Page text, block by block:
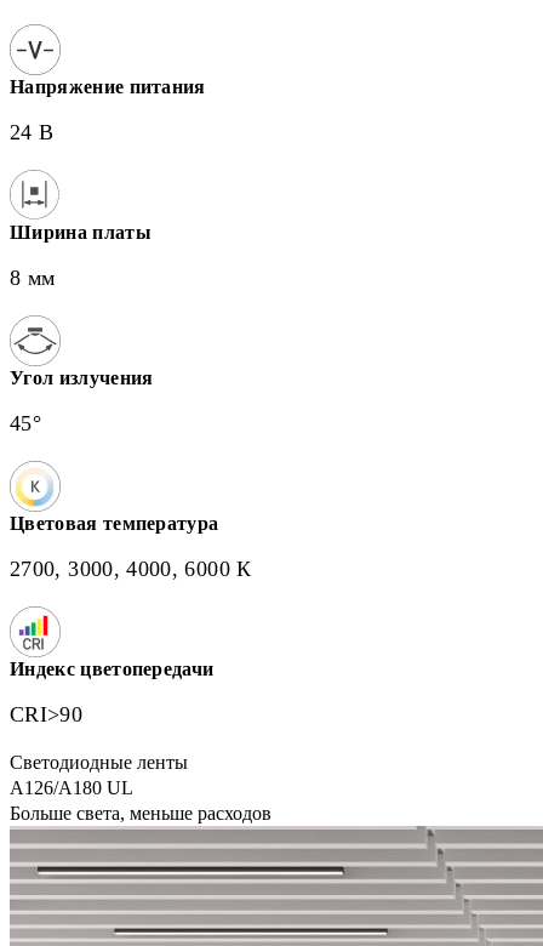
Напряжение питания
24 В
Ширина платы
8 мм
Угол излучения
45°
Цветовая температура
2700, 3000, 4000, 6000 К
Индекс цветопередачи
CRI>90
Светодиодные ленты
A126/A180 UL
Больше света, меньше расходов